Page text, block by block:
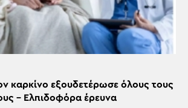
καρκίνο εξουδετέρωσε όλους τους
– Ελπιδοφόρα έρευνα